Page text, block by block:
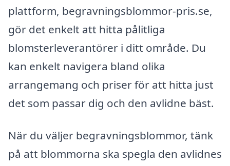
plattform, begravningsblommor-pris.se,
gör det enkelt att hitta pålitliga
blomsterleverantörer i ditt område. Du
kan enkelt navigera bland olika
arrangemang och priser för att hitta just
det som passar dig och den avlidne bäst.
När du väljer begravningsblommor, tänk
på att blommorna ska spegla den avlidnes